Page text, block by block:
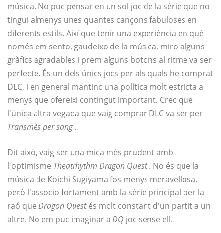
música. No puc pensar en un sol joc de la sèrie que no
tingui almenys unes quantes cançons fabuloses en
diferents estils. Així que tenir una experiència en què
només em sento, gaudeixo de la música, miro alguns
gràfics agradables i prem alguns botons al ritme va ser
perfecte. És un dels únics jocs per als quals he comprat
DLC, i en general mantinc una política molt estricta a
menys que ofereixi contingut important. Crec que
l'única altra vegada que vaig comprar DLC va ser per
Transmès per sang.
Dit això, vaig ser una mica més prudent amb
l'optimisme Theatrhythm Dragon Quest. No és que la
música de Koichi Sugiyama fos menys meravellosa,
però l'associo fortament amb la sèrie principal per la
raó que Dragon Questés molt constant d'un partit a un
altre. No em puc imaginar a DQ joc sense ell.